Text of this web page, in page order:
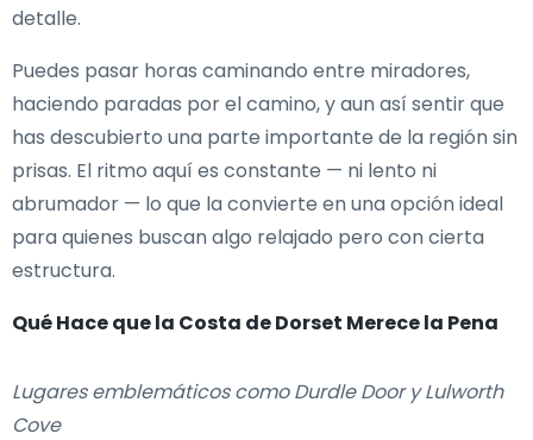
detalle.
Puedes pasar horas caminando entre miradores,
haciendo paradas por el camino, y aun así sentir que
has descubierto una parte importante de la región sin
prisas. El ritmo aquí es constante — ni lento ni
abrumador — lo que la convierte en una opción ideal
para quienes buscan algo relajado pero con cierta
estructura.
Qué Hace que la Costa de Dorset Merece la Pena
Lugares emblemáticos como Durdle Door y Lulworth
Cove